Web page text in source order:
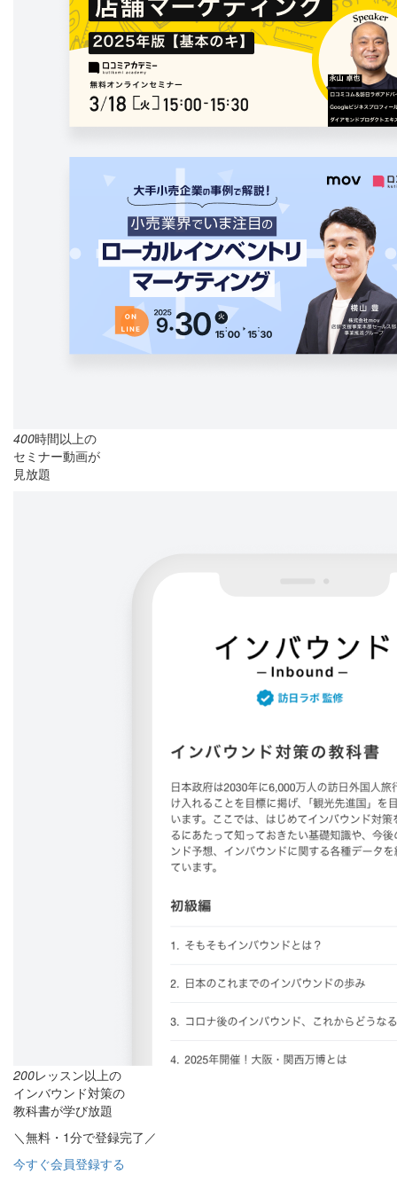
400時間以上の
セミナー動画が
見放題
200レッスン以上の
インバウンド対策の
教科書が学び放題
＼無料・1分で登録完了／
今すぐ会員登録する